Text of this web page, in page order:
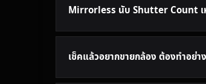
Mirrorless นับ Shutter Count เ
เช็คแล้วอยากขายกล้อง ต้องทำอย่า